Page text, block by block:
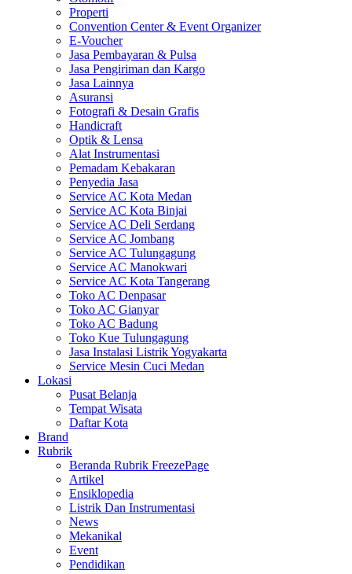
Properti
Convention Center & Event Organizer
E-Voucher
Jasa Pembayaran & Pulsa
Jasa Pengiriman dan Kargo
Jasa Lainnya
Asuransi
Fotografi & Desain Grafis
Handicraft
Optik & Lensa
Alat Instrumentasi
Pemadam Kebakaran
Penyedia Jasa
Service AC Kota Medan
Service AC Kota Binjai
Service AC Deli Serdang
Service AC Jombang
Service AC Tulungagung
Service AC Manokwari
Service AC Kota Tangerang
Toko AC Denpasar
Toko AC Gianyar
Toko AC Badung
Toko Kue Tulungagung
Jasa Instalasi Listrik Yogyakarta
Service Mesin Cuci Medan
Lokasi
Pusat Belanja
Tempat Wisata
Daftar Kota
Brand
Rubrik
Beranda Rubrik FreezePage
Artikel
Ensiklopedia
Listrik Dan Instrumentasi
News
Mekanikal
Event
Pendidikan